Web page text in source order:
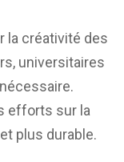
la créativité des
universitaires
efforts sur la
plus durable.